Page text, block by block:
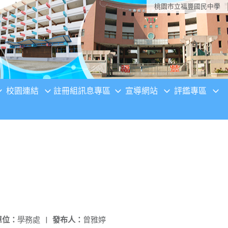
桃園市立福豐國民中學
校園連結 註冊組訊息專區 宣導網站 評鑑專區
發布人： 曾雅婷
： 學務處 |